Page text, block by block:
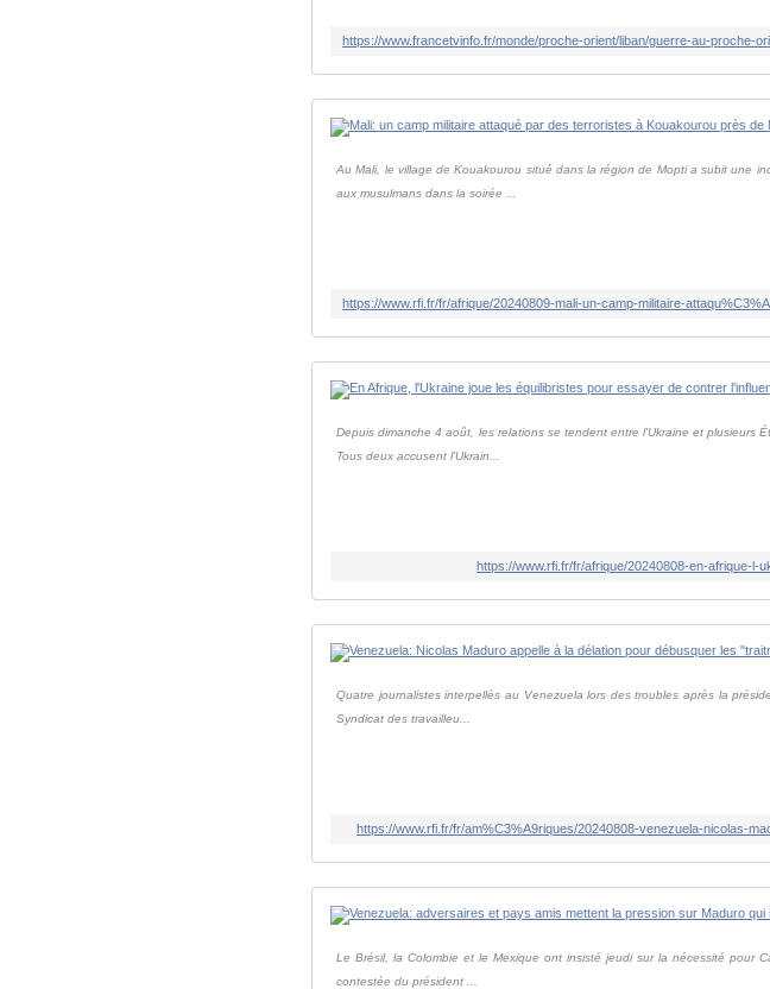
Au Mali, le village de Kouakourou situé dans la région de Mopti a subit une
aux musulmans dans la soirée ...
Depuis dimanche 4 août, les relations se tendent entre l'Ukraine et plusieurs
Tous deux accusent l'Ukrain...
https://www.rfi.fr/fr/afrique/20240808-en-afrique-
Quatre journalistes interpellés au Venezuela lors des troubles après la
Syndicat des travailleu...
https://www.rfi.fr/fr/am%C3%A9riques/20240808-venezuela-nicolas-
Le Brésil, la Colombie et le Mexique ont insisté jeudi sur la nécessité pour
contestée du président ...